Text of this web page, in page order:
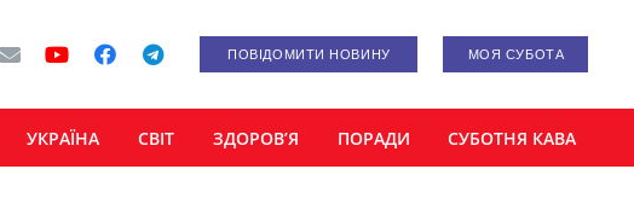
ПОВІДОМИТИ НОВИНУ МОЯ СУБОТА
УКРАЇНА СВІТ ЗДОРОВ’Я ПОРАДИ СУБОТНЯ КАВА